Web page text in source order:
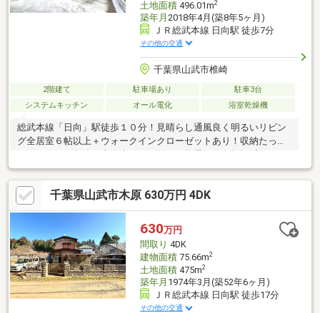
土地面積496.01m2
築年月 2018年4月(築8年5ヶ月)
ＪＲ総武本線 日向駅 徒歩7分
その他の交通
千葉県山武市椎崎
2階建て 駐車場あり
駐車3台
システムキッチン
オール電化 浴室乾燥機
総武本線「日向」駅徒歩１０分！見晴らし通風良く明るいリビン
グ全居室６帖以上＋ウォークインクローゼットあり！収納たっぷ
す！
千葉県山武市木原 630万円 4DK
630万円
間取り 4DK
建物面積75.66m2
土地面積475m2
築年月 1974年3月(築52年6ヶ月)
ＪＲ総武本線 日向駅 徒歩17分
その他の交通